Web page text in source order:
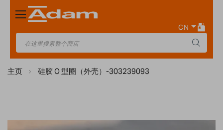
Toggle
Nav
CN
主页 硅胶 O 型圈（外壳）-303239093